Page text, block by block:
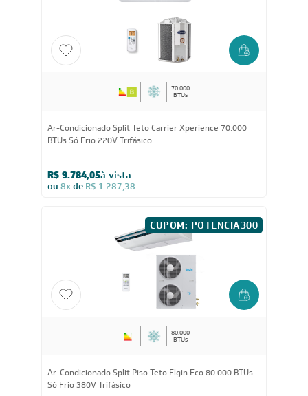
70.000
BTUs
Ar-Condicionado Split Teto Carrier Xperience 70.000
BTUs Só Frio 220V Trifásico
R$ 9.784,05à vista
ou 8xde R$ 1.287,38
CUPOM: POTENCIA300
80.000
BTUs
Ar-Condicionado Split Piso Teto Elgin Eco 80.000 BTUs
Só Frio 380V Trifásico